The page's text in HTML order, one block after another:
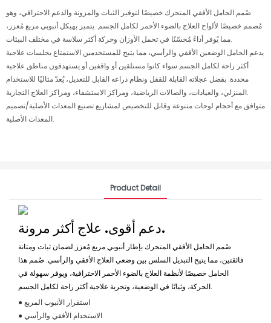
صُمم الحامل الأفقي المتحرك خصيصًا لتوفير الثبات والمرونة والدعم الاحترافي، وهو
مُصمم خصيصًا لألواح العلاج بالضوء الأحمر لكامل الجسم. يتميز بهيكل أنبوبي مربع مُعزز،
مما يُوفر أداءً مُحسّنًا في تحمل الأوزان وحركة أكثر سلاسة في مختلف البيئات.
يدعم الحامل الوضعين الأفقي والرأسي، مما يتيح للمستخدمين الاستمتاع بجلسات علاجية
أكثر راحة لكامل الجسم سواء كانوا مستلقين أو واقفين أو يستهدفون مناطق علاجية
محددة. بفضل عجلاته القابلة للقفل ونظام ذراعه القابل للتعديل، يُعدّ مثاليًا للاستخدام
المنزلي، والعيادات، والصالات الرياضية، ومراكز الاستشفاء، ومراكز العلاج التجارية.
متوافق مع أحجام لوحات متنوعة وقابل للتخصيص لمشاريع تصنيع المعدات الأصلية/تصميم
المعدات الأصلية.
Product Detail
دعم أقوى. علاج أكثر مرونة.
صُمم الحامل الأفقي المتحرك بإطار أنبوبي مربع مُعزز لضمان ثبات ومتانة
فائقتين، مما يتيح التبديل السلس بين وضعي العلاج الأفقي والرأسي. صُمم هذا
الحامل خصيصًا لأنظمة العلاج بالضوء الأحمر الاحترافية، ويوفر سهولة في
الحركة، وثباتًا في الوضعية، وتجربة علاجية أكثر راحة لكامل الجسم.
● استقرار الأنبوب المربع
● الاستخدام الأفقي والرأسي